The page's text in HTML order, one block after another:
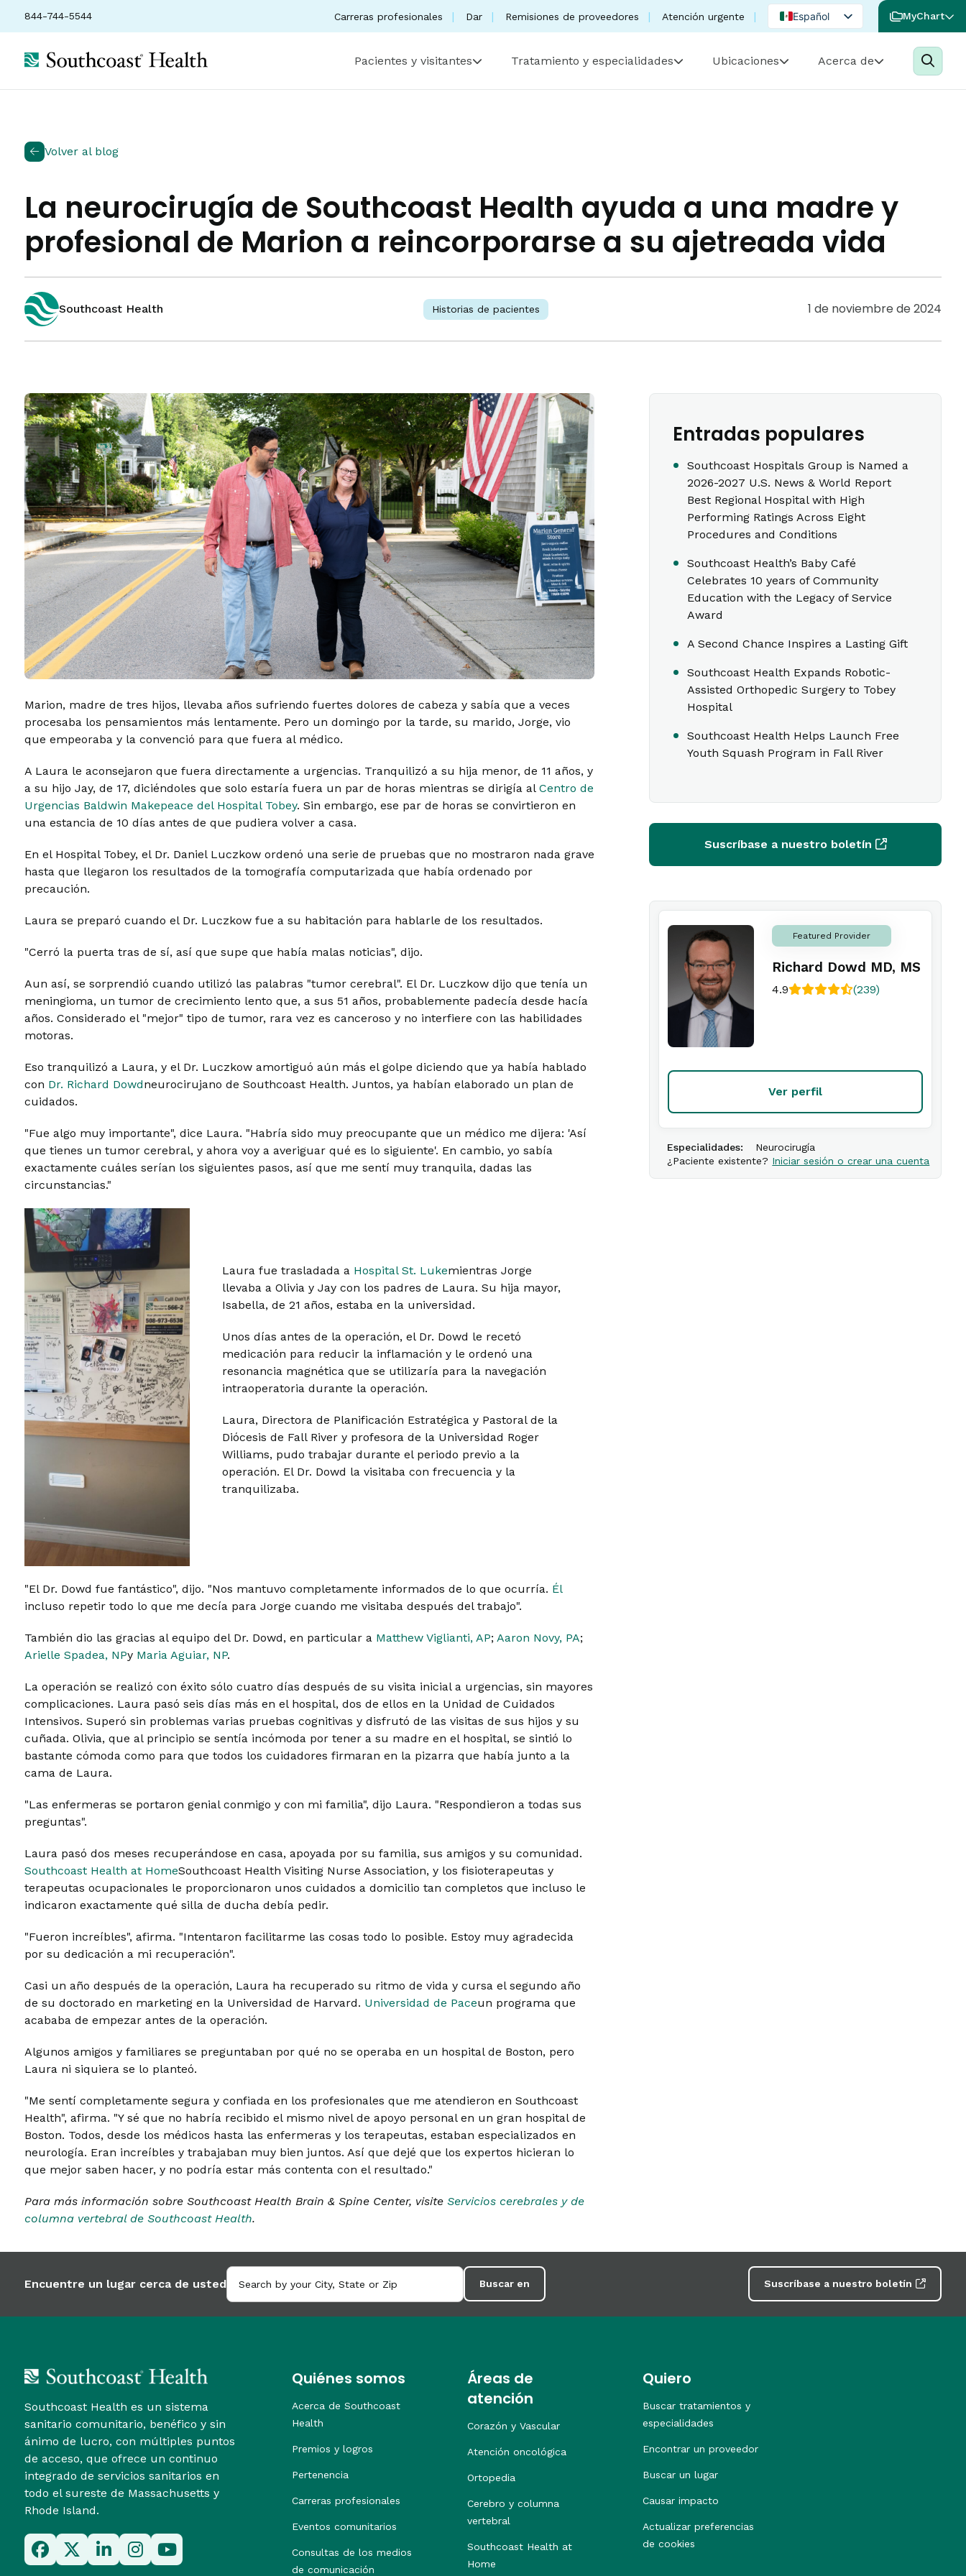
844-744-5544 Carreras profesionales Dar Remisiones de proveedores Atención urgente
Español
Portuguese
MyChart
Pacientes y visitantes Tratamiento y especialidades Ubicaciones Acerca de
Volver al blog
La neurocirugía de Southcoast Health ayuda a una madre y
profesional de Marion a reincorporarse a su ajetreada vida
Southcoast Health Historias de pacientes 1 de noviembre de 2024
Marion, madre de tres hijos, llevaba años sufriendo fuertes dolores de cabeza y sabía que a veces
procesaba los pensamientos más lentamente. Pero un domingo por la tarde, su marido, Jorge, vio
que empeoraba y la convenció para que fuera al médico.
A Laura le aconsejaron que fuera directamente a urgencias. Tranquilizó a su hija menor, de 11 años, y
a su hijo Jay, de 17, diciéndoles que solo estaría fuera un par de horas mientras se dirigía al Centro de
Urgencias Baldwin Makepeace del Hospital Tobey. Sin embargo, ese par de horas se convirtieron en
una estancia de 10 días antes de que pudiera volver a casa.
En el Hospital Tobey, el Dr. Daniel Luczkow ordenó una serie de pruebas que no mostraron nada grave
hasta que llegaron los resultados de la tomografía computarizada que había ordenado por
precaución.
Laura se preparó cuando el Dr. Luczkow fue a su habitación para hablarle de los resultados.
"Cerró la puerta tras de sí, así que supe que había malas noticias", dijo.
Aun así, se sorprendió cuando utilizó las palabras "tumor cerebral". El Dr. Luczkow dijo que tenía un
meningioma, un tumor de crecimiento lento que, a sus 51 años, probablemente padecía desde hacía
años. Considerado el "mejor" tipo de tumor, rara vez es canceroso y no interfiere con las habilidades
motoras.
Eso tranquilizó a Laura, y el Dr. Luczkow amortiguó aún más el golpe diciendo que ya había hablado
con Dr. Richard Dowdneurocirujano de Southcoast Health. Juntos, ya habían elaborado un plan de
cuidados.
"Fue algo muy importante", dice Laura. "Habría sido muy preocupante que un médico me dijera: 'Así
que tienes un tumor cerebral, y ahora voy a averiguar qué es lo siguiente'. En cambio, yo sabía
exactamente cuáles serían los siguientes pasos, así que me sentí muy tranquila, dadas las
circunstancias."
Laura fue trasladada a Hospital St. Lukemientras Jorge
llevaba a Olivia y Jay con los padres de Laura. Su hija mayor,
Isabella, de 21 años, estaba en la universidad.
Unos días antes de la operación, el Dr. Dowd le recetó
medicación para reducir la inflamación y le ordenó una
resonancia magnética que se utilizaría para la navegación
intraoperatoria durante la operación.
Laura, Directora de Planificación Estratégica y Pastoral de la
Diócesis de Fall River y profesora de la Universidad Roger
Williams, pudo trabajar durante el periodo previo a la
operación. El Dr. Dowd la visitaba con frecuencia y la
tranquilizaba.
"El Dr. Dowd fue fantástico", dijo. "Nos mantuvo completamente informados de lo que ocurría. Él
incluso repetir todo lo que me decía para Jorge cuando me visitaba después del trabajo".
También dio las gracias al equipo del Dr. Dowd, en particular a Matthew Viglianti, AP; Aaron Novy, PA;
Arielle Spadea, NPy Maria Aguiar, NP.
La operación se realizó con éxito sólo cuatro días después de su visita inicial a urgencias, sin mayores
complicaciones. Laura pasó seis días más en el hospital, dos de ellos en la Unidad de Cuidados
Intensivos. Superó sin problemas varias pruebas cognitivas y disfrutó de las visitas de sus hijos y su
cuñada. Olivia, que al principio se sentía incómoda por tener a su madre en el hospital, se sintió lo
bastante cómoda como para que todos los cuidadores firmaran en la pizarra que había junto a la
cama de Laura.
"Las enfermeras se portaron genial conmigo y con mi familia", dijo Laura. "Respondieron a todas sus
preguntas".
Laura pasó dos meses recuperándose en casa, apoyada por su familia, sus amigos y su comunidad.
Southcoast Health at HomeSouthcoast Health Visiting Nurse Association, y los fisioterapeutas y
terapeutas ocupacionales le proporcionaron unos cuidados a domicilio tan completos que incluso le
indicaron exactamente qué silla de ducha debía pedir.
"Fueron increíbles", afirma. "Intentaron facilitarme las cosas todo lo posible. Estoy muy agradecida
por su dedicación a mi recuperación".
Casi un año después de la operación, Laura ha recuperado su ritmo de vida y cursa el segundo año
de su doctorado en marketing en la Universidad de Harvard. Universidad de Paceun programa que
acababa de empezar antes de la operación.
Algunos amigos y familiares se preguntaban por qué no se operaba en un hospital de Boston, pero
Laura ni siquiera se lo planteó.
"Me sentí completamente segura y confiada en los profesionales que me atendieron en Southcoast
Health", afirma. "Y sé que no habría recibido el mismo nivel de apoyo personal en un gran hospital de
Boston. Todos, desde los médicos hasta las enfermeras y los terapeutas, estaban especializados en
neurología. Eran increíbles y trabajaban muy bien juntos. Así que dejé que los expertos hicieran lo
que mejor saben hacer, y no podría estar más contenta con el resultado."
Para más información sobre Southcoast Health Brain & Spine Center, visite Servicios cerebrales y de
columna vertebral de Southcoast Health.
Entradas populares
Southcoast Hospitals Group is Named a
2026-2027 U.S. News & World Report
Best Regional Hospital with High
Performing Ratings Across Eight
Procedures and Conditions
Southcoast Health’s Baby Café
Celebrates 10 years of Community
Education with the Legacy of Service
Award
A Second Chance Inspires a Lasting Gift
Southcoast Health Expands Robotic-
Assisted Orthopedic Surgery to Tobey
Hospital
Southcoast Health Helps Launch Free
Youth Squash Program in Fall River
Suscríbase a nuestro boletín
Featured Provider
Richard Dowd MD, MS
4.9 (239)
Ver perfil
Especialidades:
Neurocirugía
¿Paciente existente? Iniciar sesión o crear una cuenta
Encuentre un lugar cerca de usted Buscar en Suscríbase a nuestro boletín
Southcoast Health es un sistema
sanitario comunitario, benéfico y sin
ánimo de lucro, con múltiples puntos
de acceso, que ofrece un continuo
integrado de servicios sanitarios en
todo el sureste de Massachusetts y
Rhode Island.
Quiénes somos
Acerca de Southcoast
Health
Premios y logros
Pertenencia
Carreras profesionales
Eventos comunitarios
Consultas de los medios
de comunicación
Áreas de
atención
Corazón y Vascular
Atención oncológica
Ortopedia
Cerebro y columna
vertebral
Southcoast Health at
Home
Quiero
Buscar tratamientos y
especialidades
Encontrar un proveedor
Buscar un lugar
Causar impacto
Actualizar preferencias
de cookies